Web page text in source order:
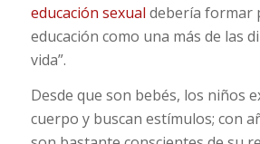
educación sexual debería formar
educación como una más de las
vida”.
Desde que son bebés, los niños
cuerpo y buscan estímulos; con